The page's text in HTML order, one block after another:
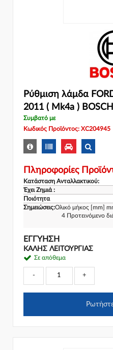
Ρύθμιση λάμδα
2011 ( Mk4a )
Συμβατό με
Κωδικός Προϊόντος: XC204945
Πληροφορίες
Κατάσταση Ανταλλακτικού:
Έχει Ζημιά :
Ποιότητα
Σημειώσεις:Ολικό μήκος [mm]
4 Προτεινόμενο
ΕΓΓΎΗΣΗ
ΚΑΛΗΣ ΛΕΙΤΟΥΡΓΙΑΣ
Σε απόθεμα
- +